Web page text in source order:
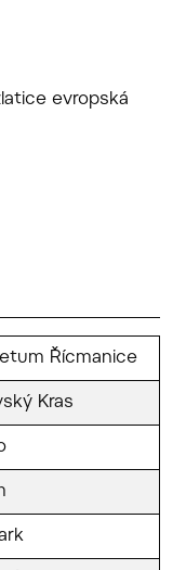
evropská
Řícmanice
Kras